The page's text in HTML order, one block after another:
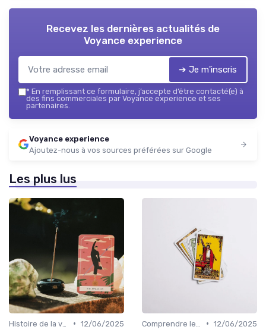
Recevez les dernières actualités de
Voyance experience
➔ Je m'inscris
* En remplissant ce formulaire, j’accepte d’être contacté(e) à
des fins commerciales par Voyance experience et ses
partenaires.
Voyance experience
Ajoutez-nous à vos sources préférées sur Google
Les plus lus
• 12/06/2025
• 12/06/2025